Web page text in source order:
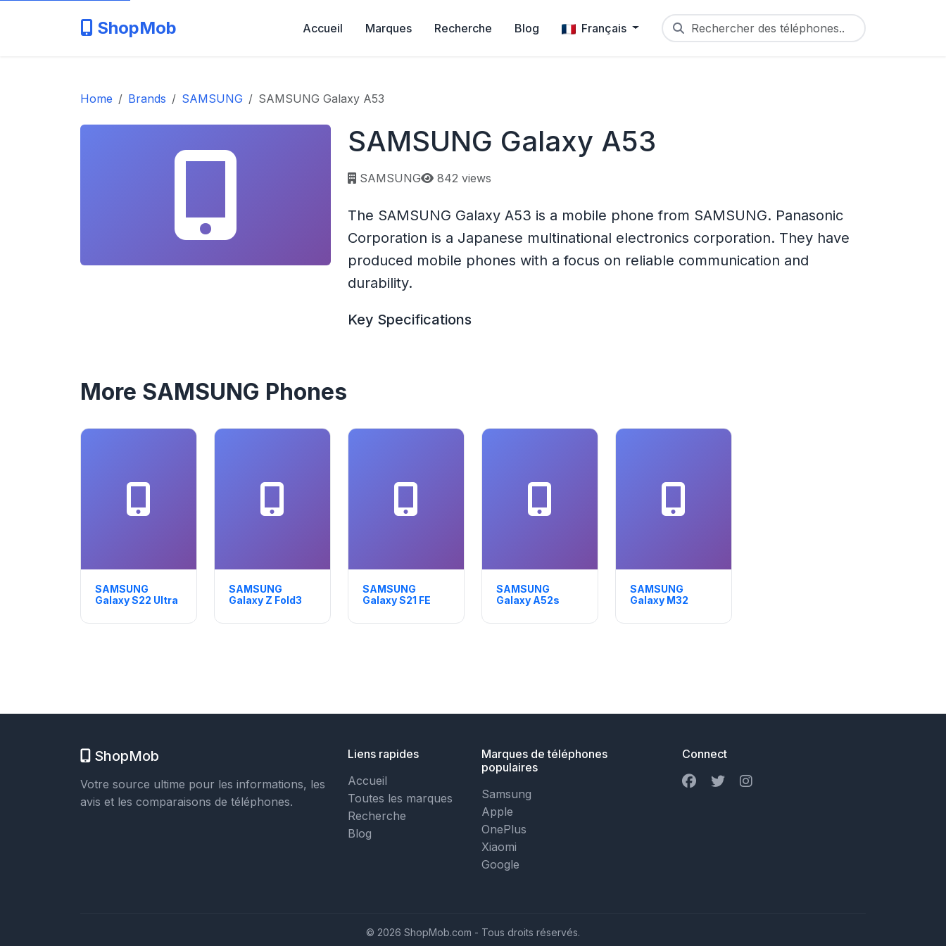
ShopMob Accueil Marques Recherche Blog Français Rechercher des téléphones...
Home Brands SAMSUNG SAMSUNG Galaxy A53
SAMSUNG Galaxy A53
SAMSUNG Page views:
842 views
The SAMSUNG Galaxy A53 is a mobile phone from SAMSUNG. Panasonic
Corporation is a Japanese multinational electronics corporation. They have
produced mobile phones with a focus on reliable communication and
durability.
Key Specifications
More SAMSUNG Phones
SAMSUNG
Galaxy S22 Ultra
SAMSUNG
Galaxy Z Fold3
SAMSUNG
Galaxy S21 FE
SAMSUNG
Galaxy A52s
SAMSUNG
Galaxy M32
ShopMob
Votre source ultime pour les informations, les
avis et les comparaisons de téléphones.
Liens rapides
Accueil
Toutes les marques
Recherche
Blog
Marques de téléphones
populaires
Samsung
Apple
OnePlus
Xiaomi
Google
Connect
© 2026 ShopMob.com - Tous droits réservés.